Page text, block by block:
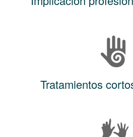
Tratamientos